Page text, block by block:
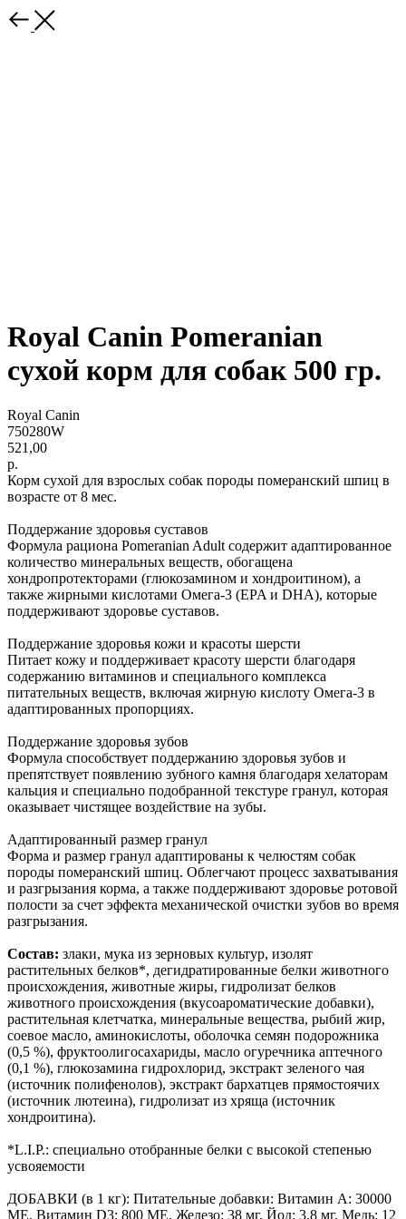
Royal Canin Pomeranian
сухой корм для собак 500 гр.
Royal Canin
750280W
521,00
р.
Корм сухой для взрослых собак породы померанский шпиц в
возрасте от 8 мес.
Поддержание здоровья суставов
Формула рациона Pomeranian Adult содержит адаптированное
количество минеральных веществ, обогащена
хондропротекторами (глюкозамином и хондроитином), а
также жирными кислотами Омега-3 (EPA и DHA), которые
поддерживают здоровье суставов.
Поддержание здоровья кожи и красоты шерсти
Питает кожу и поддерживает красоту шерсти благодаря
содержанию витаминов и специального комплекса
питательных веществ, включая жирную кислоту Омега-3 в
адаптированных пропорциях.
Поддержание здоровья зубов
Формула способствует поддержанию здоровья зубов и
препятствует появлению зубного камня благодаря хелаторам
кальция и специально подобранной текстуре гранул, которая
оказывает чистящее воздействие на зубы.
Адаптированный размер гранул
Форма и размер гранул адаптированы к челюстям собак
породы померанский шпиц. Облегчают процесс захватывания
и разгрызания корма, а также поддерживают здоровье ротовой
полости за счет эффекта механической очистки зубов во время
разгрызания.
Состав: злаки, мука из зерновых культур, изолят
растительных белков*, дегидратированные белки животного
происхождения, животные жиры, гидролизат белков
животного происхождения (вкусоароматические добавки),
растительная клетчатка, минеральные вещества, рыбий жир,
соевое масло, аминокислоты, оболочка семян подорожника
(0,5 %), фруктоолигосахариды, масло огуречника аптечного
(0,1 %), глюкозамина гидрохлорид, экстракт зеленого чая
(источник полифенолов), экстракт бархатцев прямостоячих
(источник лютеина), гидролизат из хряща (источник
хондроитина).
*L.I.P.: специально отобранные белки с высокой степенью
усвояемости
ДОБАВКИ (в 1 кг): Питательные добавки: Витамин A: 30000
ME, Витамин D3: 800 ME, Железо: 38 мг, Йод: 3,8 мг, Медь: 12